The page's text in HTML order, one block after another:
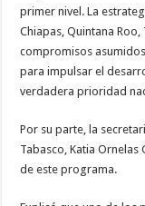
primer nivel. La
Chiapas, Quintana
compromisos
para impulsar el
verdadera prioridad
Por su parte, la
Tabasco, Katia
de este programa.